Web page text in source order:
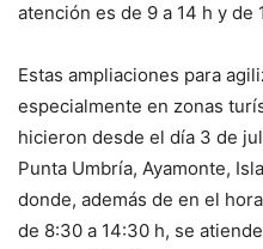
atención es de 9 a 14 h y de
Estas ampliaciones para
especialmente en zonas
hicieron desde el día 3 de
Punta Umbría, Ayamonte,
donde, además de en el
de 8:30 a 14:30 h, se